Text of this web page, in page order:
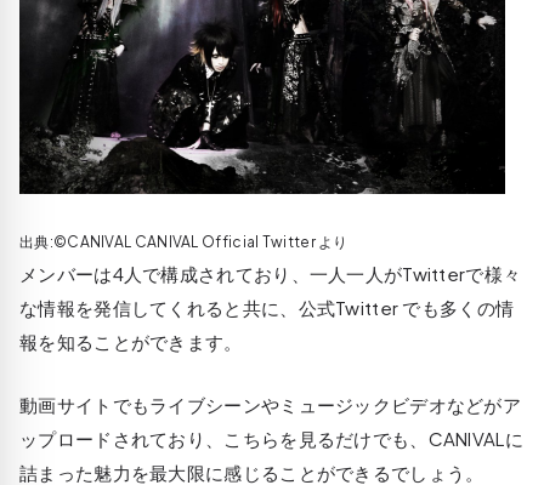
出典:©CANIVAL CANIVAL Official Twitter より
メンバーは4人で構成されており、一人一人がTwitterで様々
な情報を発信してくれると共に、公式Twitter でも多くの情
報を知ることができます。
動画サイトでもライブシーンやミュージックビデオなどがア
ップロードされており、こちらを見るだけでも、CANIVALに
詰まった魅力を最大限に感じることができるでしょう。